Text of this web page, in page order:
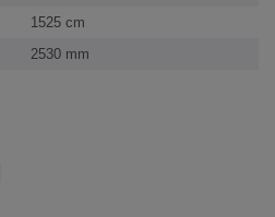
1525 cm
2530 mm